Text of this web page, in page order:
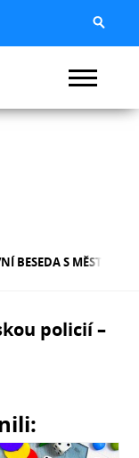
BESEDA S
policií –